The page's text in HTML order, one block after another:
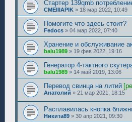
Стартер 139qmb
CMEIIIAPIK » 18 мар 2022, 10:49
Помогите что здесь стоит?
Fedocs » 04 мар 2022, 07:40
Хранение и обслуживание
balu1989 » 19 фев 2022, 19:16
Генератор 4-тактного
balu1989 » 14 май 2019, 13:06
Перевод свинца на литий
Анатолий » 21 мар 2021, 18:15
Расплавилась кнопка
Никита89 » 30 апр 2021, 09:30